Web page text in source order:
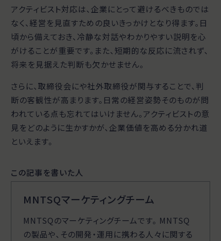
アクティビスト対応は、企業にとって避けるべきものでは
なく、経営を見直すための良いきっかけとなり得ます。日
頃から備えておき、冷静な対話やわかりやすい説明を心
がけることが重要です。また、短期的な反応に流されず、
将来を見据えた判断も欠かせません。
さらに、取締役会にや社外取締役が関与することで、判
断の客観性が高まります。日常の経営姿勢そのものが問
われている点も忘れてはいけません。アクティビストの意
見をどのように生かすかが、企業価値を高める分かれ道
といえます。
この記事を書いた人
MNTSQマーケティングチーム
MNTSQのマーケティングチームです。 MNTSQ
の製品や、その開発・運用に携わる人々に関する